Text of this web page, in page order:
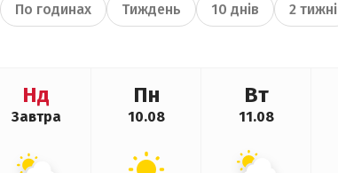
По годинах Тиждень 10 днів 2 тижні
Нд
Завтра
Пн
10.08
Вт
11.08